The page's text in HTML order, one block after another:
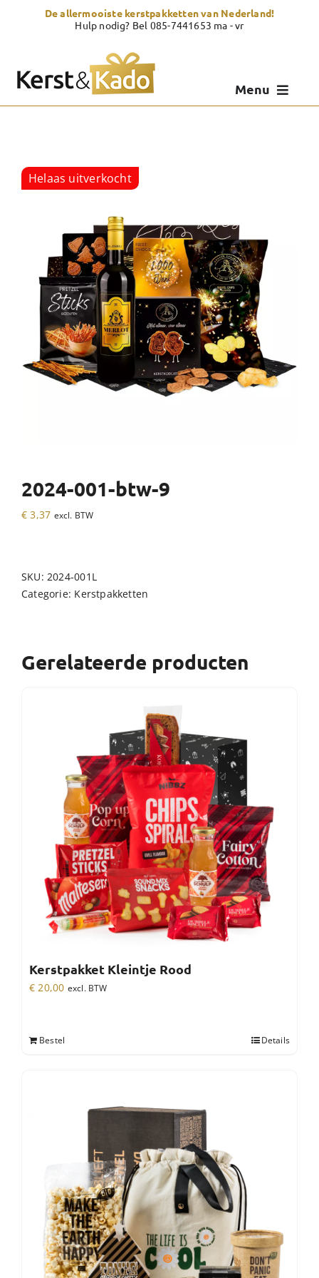
De allermooiste kerstpakketten van Nederland!
Hulp nodig? Bel 085-7441653 ma - vr
Menu
Showroom
Over Kerst & Kado
Helaas uitverkocht
2024-001-btw-9
€ 3,37 excl. BTW
SKU:2024-001L
Categorie: Kerstpakketten
Gerelateerde producten
Kerstpakket Kleintje Rood
€ 20,00 excl. BTW
Bestel Details